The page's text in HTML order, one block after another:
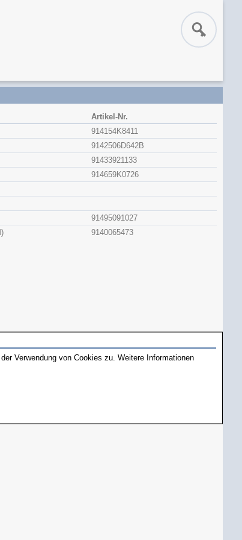
Artikel-Nr.
914154K8411
9142506D642B
91433921133
914659K0726
91495091027
9140065473
Verwendung von Cookies zu. Weitere Informationen